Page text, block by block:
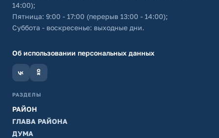
14:00);
Пятница: 9:00 - 17:00 (перерыв 13:00 - 14:00);
Суббота - воскресенье: выходные дни.
Об использовании персональных данных
РАЗДЕЛЫ
РАЙОН
ГЛАВА РАЙОНА
ДУМА